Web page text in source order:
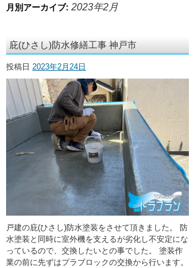
・ここに水栓がほしい
・水廻りメンテナンス
月別アーカイブ: 2023年2月
庇(ひさし)防水修繕工事 神戸市
投稿日 2023年2月24日
戸建の庇(ひさし)防水塗装をさせて頂きました。 防
水塗装と同時に室外機を支えるが劣化し不安定にな
っているので、交換したいとの事でした。 塗装作
業の前に先ずはプラブロックの交換から行います。